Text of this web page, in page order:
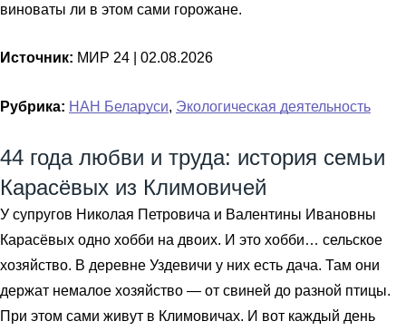
виноваты ли в этом сами горожане.
Источник: МИР 24 | 02.08.2026
Рубрика: НАН Беларуси, Экологическая деятельность
44 года любви и труда: история семьи
Карасёвых из Климовичей
У супругов Николая Петровича и Валентины Ивановны
Карасёвых одно хобби на двоих. И это хобби… сельское
хозяйство. В деревне Уздевичи у них есть дача. Там они
держат немалое хозяйство — от свиней до разной птицы.
При этом сами живут в Климовичах. И вот каждый день